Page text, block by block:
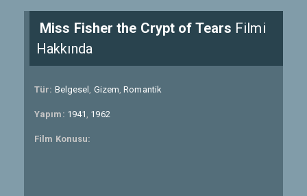
Miss Fisher the Crypt of Tears Filmi
Hakkında
Tür: Belgesel , Gizem,Romantik
Yapım: 1941 , 1962
Film Konusu: